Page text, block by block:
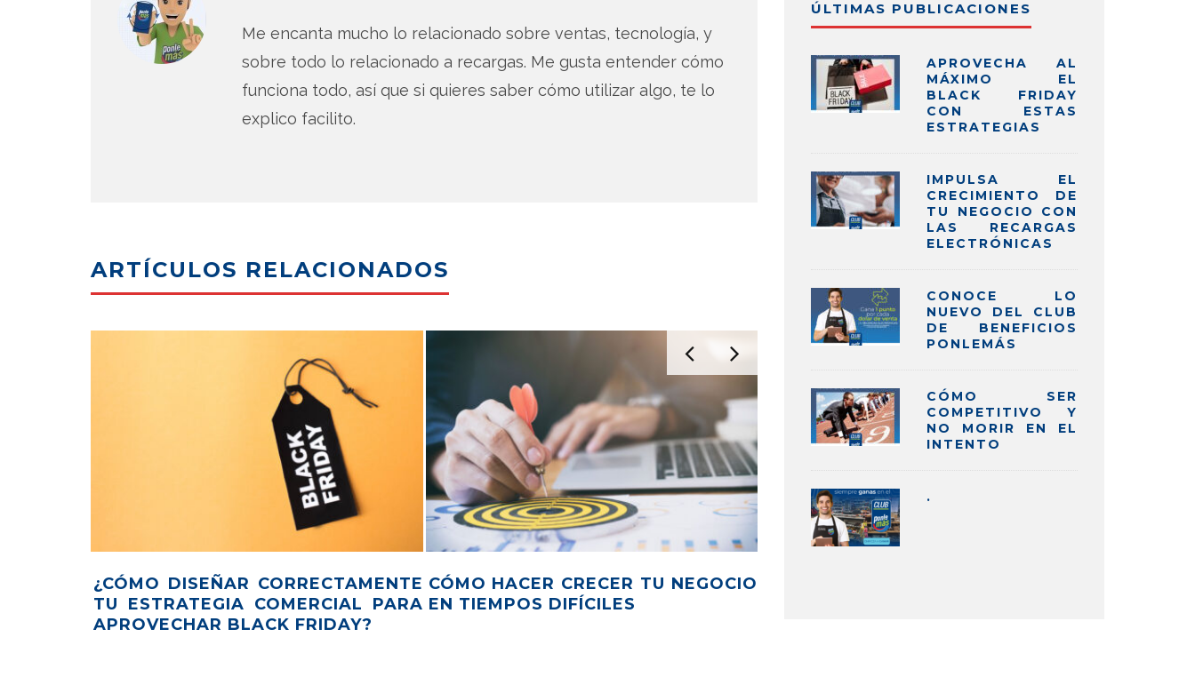
Me encanta mucho lo relacionado sobre ventas, tecnología, y
sobre todo lo relacionado a recargas. Me gusta entender cómo
funciona todo, así que si quieres saber cómo utilizar algo, te lo
explico facilito.
ARTÍCULOS RELACIONADOS
¿CÓMO DISEÑAR CORRECTAMENTE
TU ESTRATEGIA COMERCIAL PARA
APROVECHAR BLACK FRIDAY?
CÓMO HACER CRECER TU NEGOCIO
EN TIEMPOS DIFÍCILES
ÚLTIMAS PUBLICACIONES
APROVECHA AL
MÁXIMO EL
BLACK FRIDAY
CON ESTAS
ESTRATEGIAS
IMPULSA EL
CRECIMIENTO DE
TU NEGOCIO CON
LAS RECARGAS
ELECTRÓNICAS
CONOCE LO
NUEVO DEL CLUB
DE BENEFICIOS
PONLEMÁS
CÓMO SER
COMPETITIVO Y
NO MORIR EN EL
INTENTO
.